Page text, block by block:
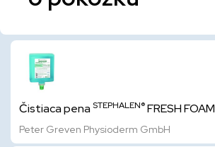
Čistiaca pena STEPHALEN®FRESH FOAM
Peter Greven Physioderm GmbH